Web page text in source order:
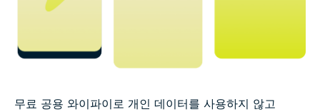
무료 공용 와이파이로 개인 데이터를 사용하지 않고